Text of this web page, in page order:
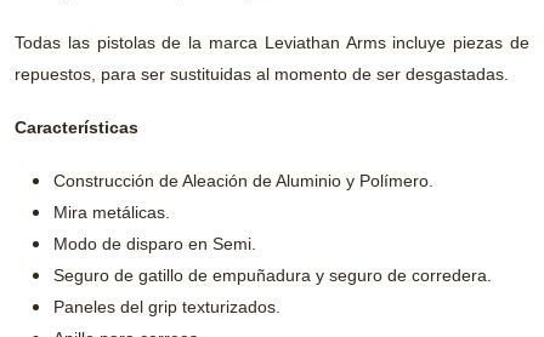
Todas las pistolas de la marca Leviathan Arms incluye piezas de
repuestos, para ser sustituidas al momento de ser desgastadas.
Características
Construcción de Aleación de Aluminio y Polímero.
Mira metálicas.
Modo de disparo en Semi.
Seguro de gatillo de empuñadura y seguro de corredera.
Paneles del grip texturizados.